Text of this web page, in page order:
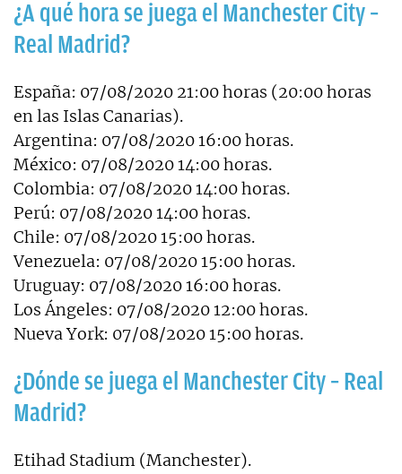
¿A qué hora se juega el Manchester City –
Real Madrid?
España: 07/08/2020 21:00 horas (20:00 horas
en las Islas Canarias).
Argentina: 07/08/2020 16:00 horas.
México: 07/08/2020 14:00 horas.
Colombia: 07/08/2020 14:00 horas.
Perú: 07/08/2020 14:00 horas.
Chile: 07/08/2020 15:00 horas.
Venezuela: 07/08/2020 15:00 horas.
Uruguay: 07/08/2020 16:00 horas.
Los Ángeles: 07/08/2020 12:00 horas.
Nueva York: 07/08/2020 15:00 horas.
¿Dónde se juega el Manchester City – Real
Madrid?
Etihad Stadium (Manchester).